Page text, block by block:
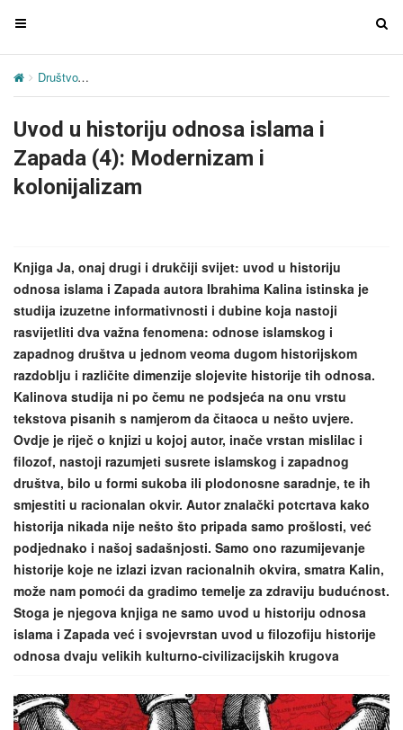
T
g
e
n
v
a
T
Društvo
Uvod u historiju odnosa islama i
Zapada (4): Modernizam i
kolonijalizam
Knjiga Ja, onaj drugi i drukčiji svijet: uvod u historiju
odnosa islama i Zapada autora Ibrahima Kalina istinska je
studija izuzetne informativnosti i dubine koja nastoji
rasvijetliti dva važna fenomena: odnose islamskog i
zapadnog društva u jednom veoma dugom historijskom
razdoblju i različite dimenzije slojevite historije tih odnosa.
Kalinova studija ni po čemu ne podsjeća na onu vrstu
tekstova pisanih s namjerom da čitaoca u nešto uvjere.
Ovdje je riječ o knjizi u kojoj autor, inače vrstan mislilac i
filozof, nastoji razumjeti susrete islamskog i zapadnog
društva, bilo u formi sukoba ili plodonosne saradnje, te ih
smjestiti u racionalan okvir. Autor znalački potcrtava kako
historija nikada nije nešto što pripada samo prošlosti, već
podjednako i našoj sadašnjosti. Samo ono razumijevanje
historije koje ne izlazi izvan racionalnih okvira, smatra Kalin,
može nam pomoći da gradimo temelje za zdraviju budućnost.
Stoga je njegova knjiga ne samo uvod u historiju odnosa
islama i Zapada već i svojevrstan uvod u filozofiju historije
odnosa dvaju velikih kulturno-civilizacijskih krugova